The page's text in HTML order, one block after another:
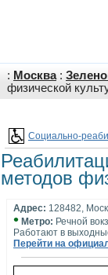
: Москва:
физической
Социально-
методов
Адрес: 128482,
• Метро: Речной
Работают в
Перейти на